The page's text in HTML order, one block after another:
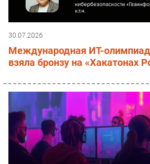
30.07.2026
Международная ИТ-
взяла бронзу на «Хакатонах